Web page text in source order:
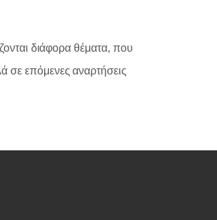
διάφορα θέματα, που
σε επόμενες αναρτήσεις